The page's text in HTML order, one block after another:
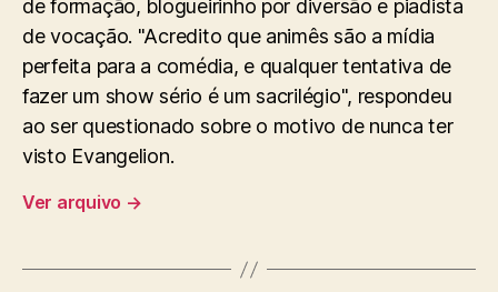
de formação, blogueirinho por diversão e piadista
de vocação. "Acredito que animês são a mídia
perfeita para a comédia, e qualquer tentativa de
fazer um show sério é um sacrilégio", respondeu
ao ser questionado sobre o motivo de nunca ter
visto Evangelion.
Ver arquivo →